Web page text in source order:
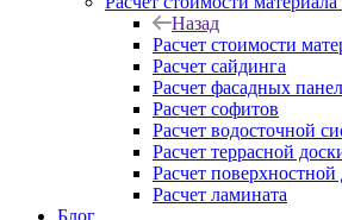
Назад
Расчет стоимости
Расчет сайдинга
Расчет фасадных
Расчет софитов
Расчет водосточной
Расчет террасной
Расчет
Расчет ламината
Блог